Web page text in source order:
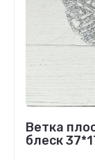
Ветка
блеск